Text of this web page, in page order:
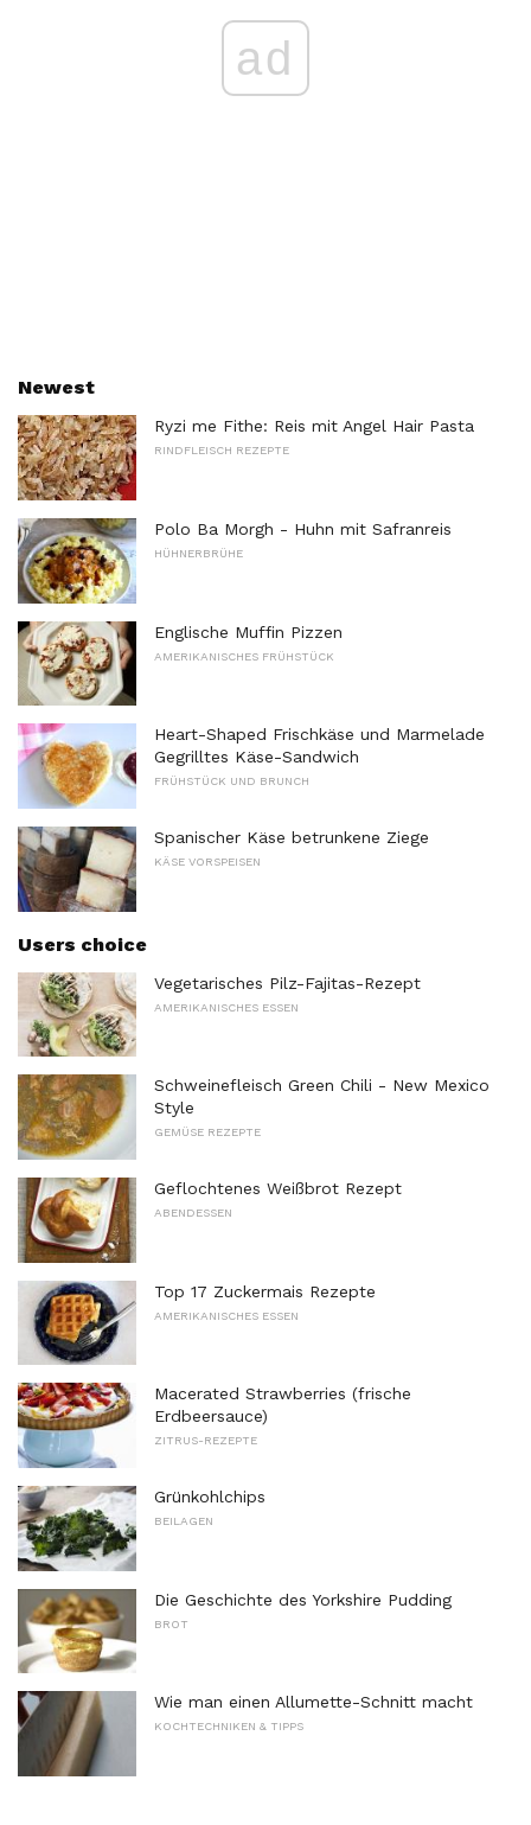
ad
Newest
Ryzi me Fithe: Reis mit Angel Hair Pasta
RINDFLEISCH REZEPTE
Polo Ba Morgh - Huhn mit Safranreis
HÜHNERBRÜHE
Englische Muffin Pizzen
AMERIKANISCHES FRÜHSTÜCK
Heart-Shaped Frischkäse und Marmelade
Gegrilltes Käse-Sandwich
FRÜHSTÜCK UND BRUNCH
Spanischer Käse betrunkene Ziege
KÄSE VORSPEISEN
Users choice
Vegetarisches Pilz-Fajitas-Rezept
AMERIKANISCHES ESSEN
Schweinefleisch Green Chili - New Mexico
Style
GEMÜSE REZEPTE
Geflochtenes Weißbrot Rezept
ABENDESSEN
Top 17 Zuckermais Rezepte
AMERIKANISCHES ESSEN
Macerated Strawberries (frische
Erdbeersauce)
ZITRUS-REZEPTE
Grünkohlchips
BEILAGEN
Die Geschichte des Yorkshire Pudding
BROT
Wie man einen Allumette-Schnitt macht
KOCHTECHNIKEN & TIPPS